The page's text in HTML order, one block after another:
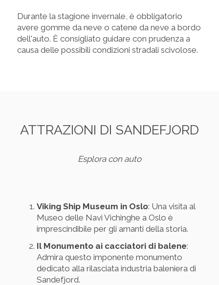
Durante la stagione invernale, è obbligatorio
avere gomme da neve o catene da neve a bordo
dell'auto. È consigliato guidare con prudenza a
causa delle possibili condizioni stradali scivolose.
ATTRAZIONI DI SANDEFJORD
Esplora con auto
Viking Ship Museum in Oslo: Una visita al
Museo delle Navi Vichinghe a Oslo è
imprescindibile per gli amanti della storia.
Il Monumento ai cacciatori di balene:
Admira questo imponente monumento
dedicato alla rilasciata industria baleniera di
Sandefjord.